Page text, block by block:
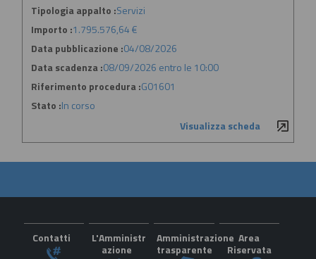
Tipologia appalto :Servizi
Importo :1.795.576,64 €
Data pubblicazione :04/08/2026
Data scadenza :08/09/2026 entro le 10:00
Riferimento procedura :G01601
Stato :In corso
Visualizza scheda
Contatti
L'Amministr
azione
Amministrazione
trasparente
Area
Riservata